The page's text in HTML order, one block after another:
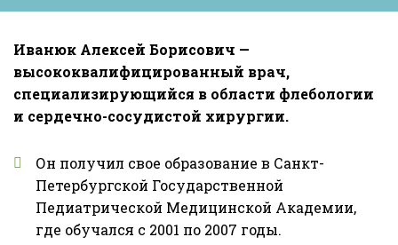
Иванюк Алексей Борисович —
высококвалифицированный врач,
специализирующийся в области флебологии
и сердечно-сосудистой хирургии.
Он получил свое образование в Санкт-
Петербургской Государственной
Педиатрической Медицинской Академии,
где обучался с 2001 по 2007 годы.